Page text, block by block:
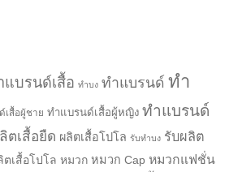
แบรนด์เสื้อ ทำบง ทำแบรนด์ ทำ
เสื้อผู้ชาย ทำแบรนด์เสื้อผู้หญิง ทำแบรนด์
ตเสื้อยืด ผลิตเสื้อโปโล รับทำบง รับผลิต
ตเสื้อโปโล หมวก หมวก Cap หมวกแฟชั่น